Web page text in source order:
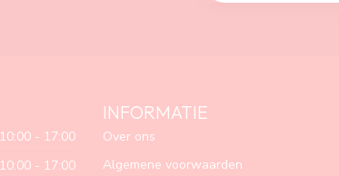
10:00 - 17:00
10:00 - 17:00
INFORMATIE
Over ons
Algemene voorwaarden